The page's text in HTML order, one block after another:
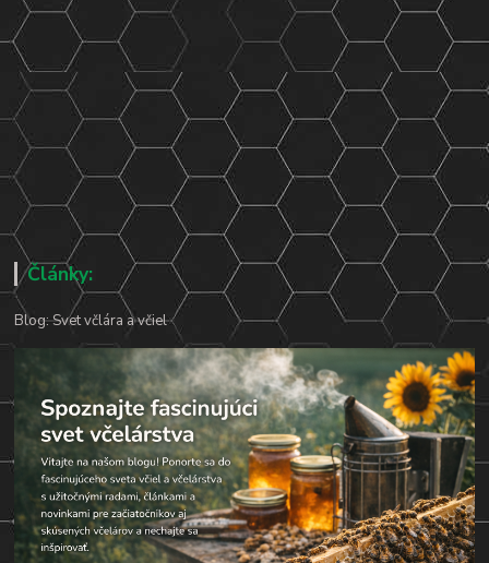
Články:
Blog: Svet včlára a včiel